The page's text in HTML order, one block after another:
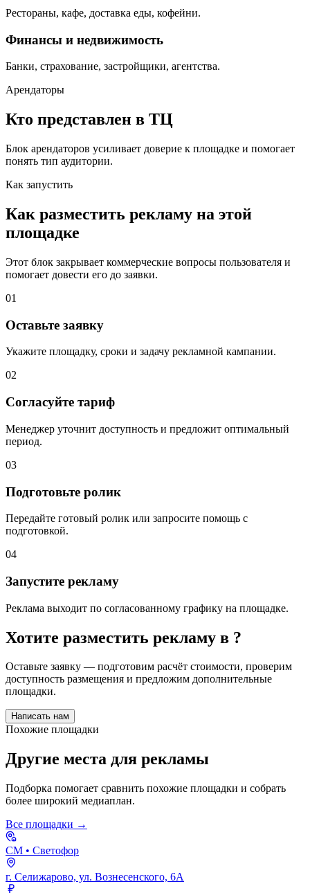
Рестораны, кафе, доставка еды, кофейни.
Финансы и недвижимость
Банки, страхование, застройщики, агентства.
Арендаторы
Кто представлен в ТЦ
Блок арендаторов усиливает доверие к площадке и помогает
понять тип аудитории.
Как запустить
Как разместить рекламу на этой
площадке
Этот блок закрывает коммерческие вопросы пользователя и
помогает довести его до заявки.
01
Оставьте заявку
Укажите площадку, сроки и задачу рекламной кампании.
02
Согласуйте тариф
Менеджер уточнит доступность и предложит оптимальный
период.
03
Подготовьте ролик
Передайте готовый ролик или запросите помощь с
подготовкой.
04
Запустите рекламу
Реклама выходит по согласованному графику на площадке.
Хотите разместить рекламу в ?
Оставьте заявку — подготовим расчёт стоимости, проверим
доступность размещения и предложим дополнительные
площадки.
Написать нам
Похожие площадки
Другие места для рекламы
Подборка помогает сравнить похожие площадки и собрать
более широкий медиаплан.
Все площадки →
СМ • Светофор
г. Селижарово, ул. Вознесенского, 6А